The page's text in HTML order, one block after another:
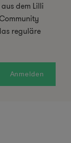
dem Lilli
reguläre